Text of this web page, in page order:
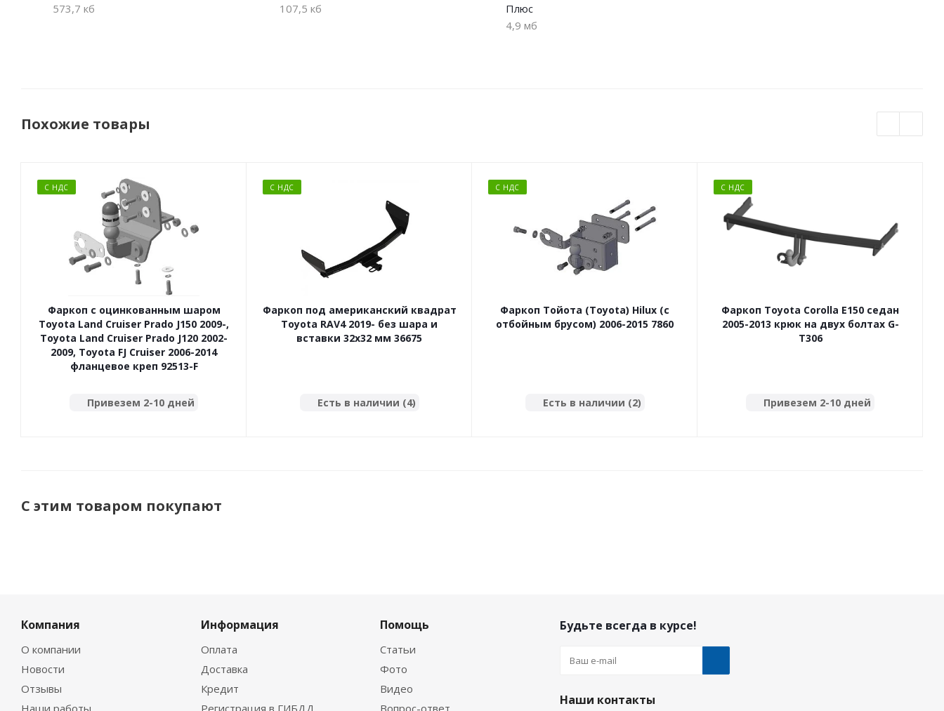
573,7 кб
107,5 кб
Плюс
4,9 мб
Похожие товары
С НДС
Фаркоп с оцинкованным шаром
Toyota Land Cruiser Prado J150 2009-,
Toyota Land Cruiser Prado J120 2002-
2009, Toyota FJ Cruiser 2006-2014
фланцевое креп 92513-F
Привезем 2-10 дней
С НДС
Фаркоп под американский квадрат
Toyota RAV4 2019- без шара и
вставки 32x32 мм 36675
Есть в наличии (4)
С НДС
Фаркоп Тойота (Toyota) Hilux (с
отбойным брусом) 2006-2015 7860
Есть в наличии (2)
С НДС
Фаркоп Toyota Corolla E150 седан
2005-2013 крюк на двух болтах G-
T306
Привезем 2-10 дней
С этим товаром покупают
Компания
О компании
Новости
Отзывы
Информация
Оплата
Доставка
Кредит
Помощь
Статьи
Фото
Видео
Будьте всегда в курсе!
Наши контакты